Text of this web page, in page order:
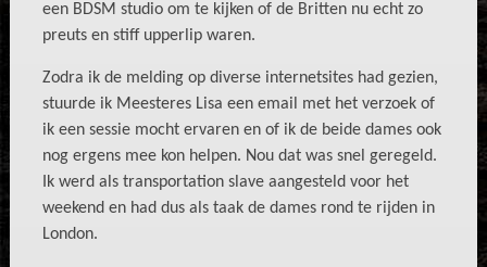
een BDSM studio om te kijken of de Britten nu echt zo
preuts en stiff upperlip waren.
Zodra ik de melding op diverse internetsites had gezien,
stuurde ik Meesteres Lisa een email met het verzoek of
ik een sessie mocht ervaren en of ik de beide dames ook
nog ergens mee kon helpen. Nou dat was snel geregeld.
Ik werd als transportation slave aangesteld voor het
weekend en had dus als taak de dames rond te rijden in
London.